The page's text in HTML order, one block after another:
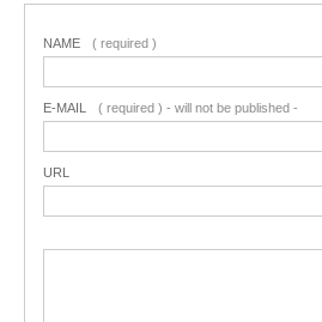
NAME ( required )
E-MAIL ( required ) - will not be published -
URL